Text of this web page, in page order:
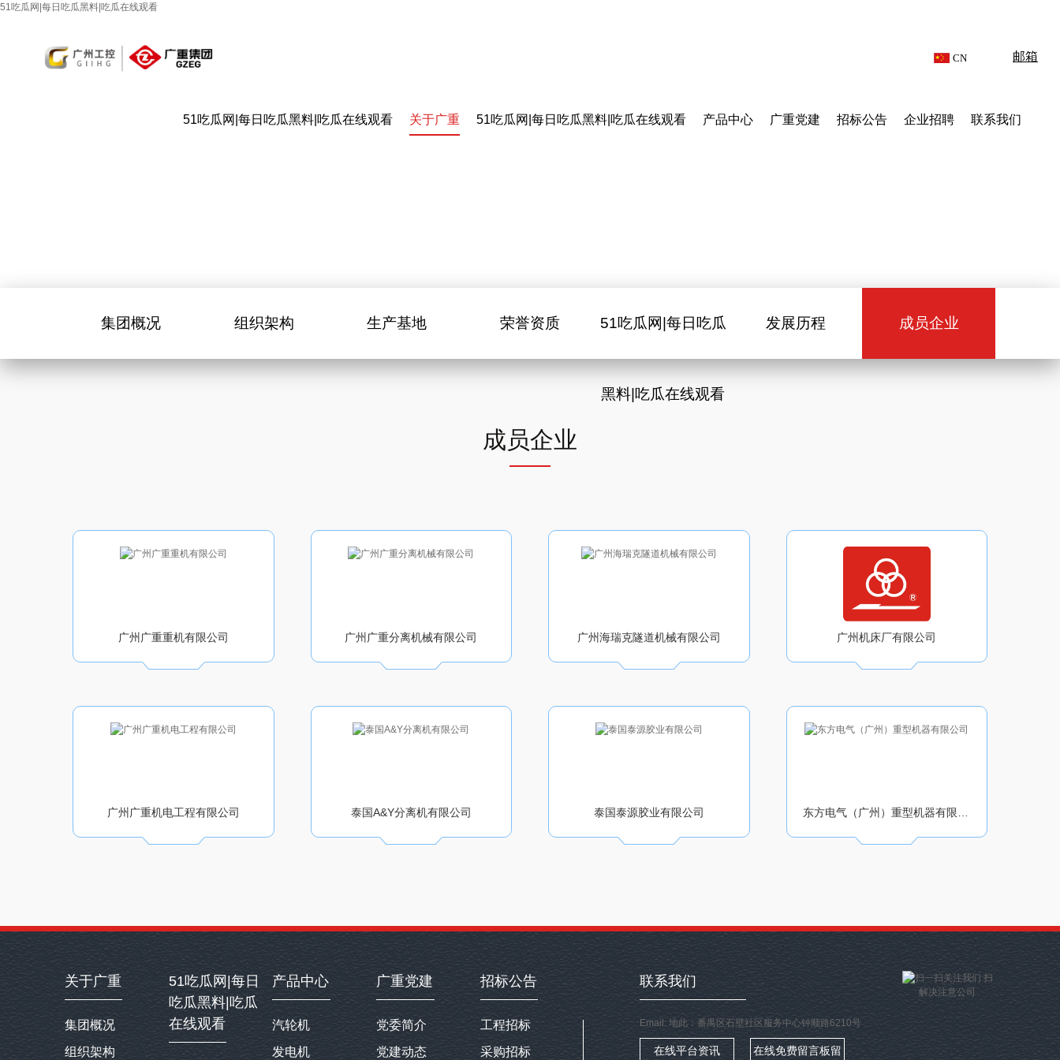
51吃瓜网|每日吃瓜黑料|吃瓜在线观看
邮箱
CN
51吃瓜网|每日吃瓜黑料|吃瓜在线观看 关于广重 51吃瓜网|每日吃瓜黑料|吃瓜在线观看 产品中心 广重党建 招标公告 企业招聘 联系我们
集团概况 组织架构 生产基地 荣誉资质 51吃瓜网|每日吃瓜
黑料|吃瓜在线观看
发展历程 成员企业
成员企业
广州广重重机有限公司 广州广重分离机械有限公司 广州海瑞克隧道机械有限公司 广州机床厂有限公司
广州广重机电工程有限公司 泰国A&Y分离机有限公司 泰国泰源胶业有限公司
关于广重
集团概况
组织架构
51吃瓜网|每日
吃瓜黑料|吃瓜
在线观看
产品中心
汽轮机
发电机
广重党建
党委简介
党建动态
招标公告
工程招标
采购招标
联系我们
Email: 地此：番禺区石壁社区服务中心钟顺路6210号
在线平台资讯 在线免费留言板留
扫
解决注意公司